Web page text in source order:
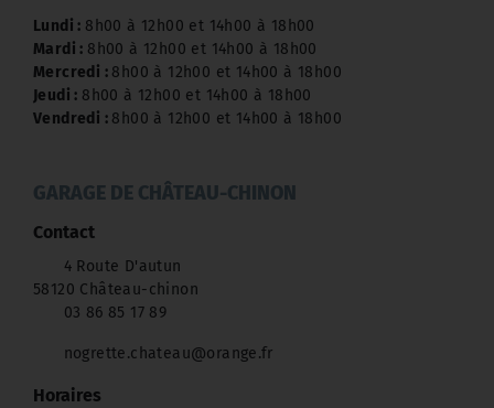
Lundi : 8h00 à 12h00 et 14h00 à 18h00
Mardi : 8h00 à 12h00 et 14h00 à 18h00
Mercredi : 8h00 à 12h00 et 14h00 à 18h00
Jeudi : 8h00 à 12h00 et 14h00 à 18h00
Vendredi : 8h00 à 12h00 et 14h00 à 18h00
GARAGE DE CHÂTEAU-CHINON
Contact
4 Route D'autun
58120 Château-chinon
03 86 85 17 89
nogrette.chateau@orange.fr
Horaires